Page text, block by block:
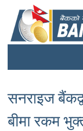
सनराइज
बीमा रकम